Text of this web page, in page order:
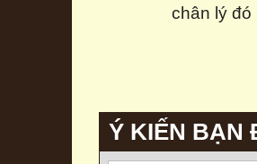
chân lý đó
Ý KIẾN BẠN